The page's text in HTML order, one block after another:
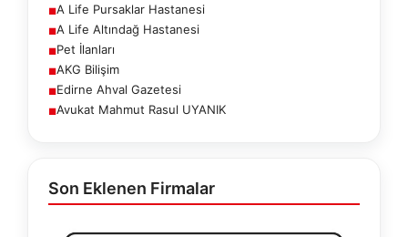
■A Life Pursaklar Hastanesi
■A Life Altındağ Hastanesi
■Pet İlanları
■AKG Bilişim
■Edirne Ahval Gazetesi
■Avukat Mahmut Rasul UYANIK
Son Eklenen Firmalar